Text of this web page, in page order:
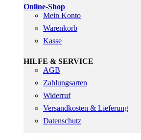
Online-Shop
Mein Konto
Warenkorb
Kasse
HILFE & SERVICE
AGB
Zahlungsarten
Widerruf
Versandkosten & Lieferung
Datenschutz